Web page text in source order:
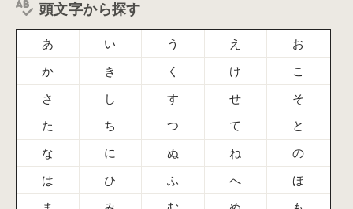
頭文字から探す
あ い う え お
か き く け こ
さ し す せ そ
た ち つ て と
な に ぬ ね の
は ひ ふ へ ほ